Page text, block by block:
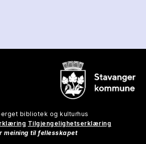
bibliotek og kulturhus
Tilgjengelighetserklæring
meining til fellesskapet